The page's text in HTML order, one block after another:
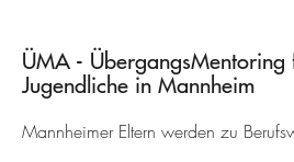
ÜMA - ÜbergangsMentoring
Jugendliche in Mannheim
Mannheimer Eltern werden zu